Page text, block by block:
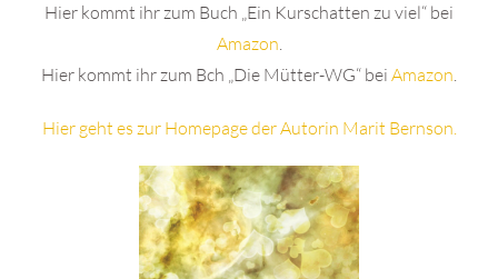
Hier kommt ihr zum Buch „Ein Kurschatten zu viel“ bei
Amazon.
Hier kommt ihr zum Bch „Die Mütter-WG“ bei Amazon.
Hier geht es zur Homepage der Autorin Marit Bernson.